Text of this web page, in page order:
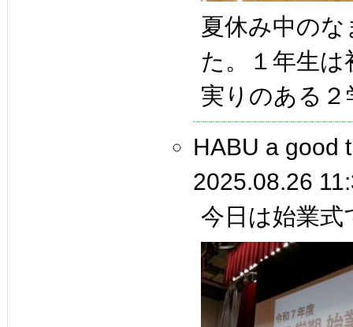
夏休み中の
た。１年生
実りのある
HABU a
2025.08.26
今日は始業式